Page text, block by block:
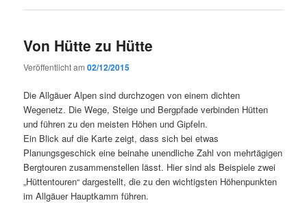
Von Hütte zu Hütte
Veröffentlicht am02/12/2015
Die Allgäuer Alpen sind durchzogen von einem dichten
Wegenetz. Die Wege, Steige und Bergpfade verbinden Hütten
und führen zu den meisten Höhen und Gipfeln.
Ein Blick auf die Karte zeigt, dass sich bei etwas
Planungsgeschick eine beinahe unendliche Zahl von mehrtägigen
Bergtouren zusammenstellen lässt. Hier sind als Beispiele zwei
„Hüttentouren“ dargestellt, die zu den wichtigsten Höhenpunkten
im Allgäuer Hauptkamm führen.